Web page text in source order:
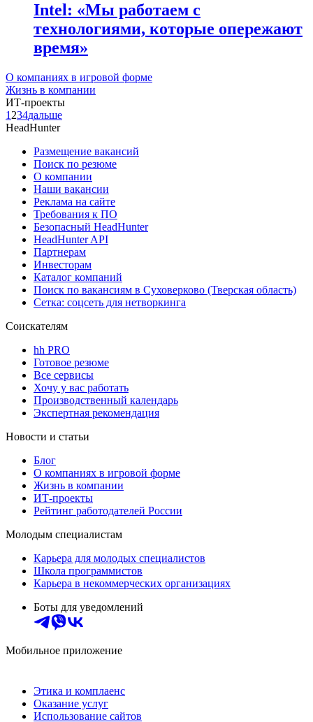
Intel: «Мы работаем с
технологиями, которые опережают
время»
О компаниях в игровой форме
Жизнь в компании
ИТ-проекты
1 234дальше
HeadHunter
Размещение вакансий
Поиск по резюме
О компании
Наши вакансии
Реклама на сайте
Требования к ПО
Безопасный HeadHunter
HeadHunter API
Партнерам
Инвесторам
Каталог компаний
Поиск по вакансиям в Суховерково (Тверская область)
Сетка: соцсеть для нетворкинга
Соискателям
hh PRO
Готовое резюме
Все сервисы
Хочу у вас работать
Производственный календарь
Экспертная рекомендация
Новости и статьи
Блог
О компаниях в игровой форме
Жизнь в компании
ИТ-проекты
Рейтинг работодателей России
Молодым специалистам
Карьера для молодых специалистов
Школа программистов
Карьера в некоммерческих организациях
Боты для уведомлений
Мобильное приложение
Этика и комплаенс
Оказание услуг
Использование сайтов